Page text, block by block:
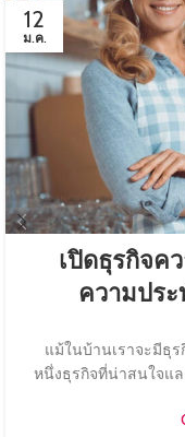
12
ม.ค.
เปิดธุรกิจค
ความปร
แม้ในบ้านเราจะมีธุ
หนึ่งธุรกิจที่น่าสนใจแ